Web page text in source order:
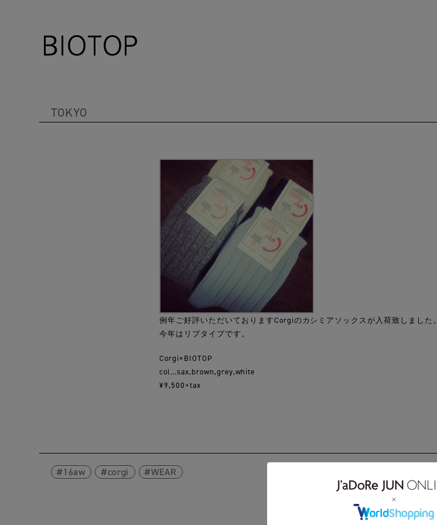
TOKYO
例年ご好評いただいておりますCorgiのカシミアソックスが入荷致しました。
今年はリブタイプです。
Corgi×BIOTOP
col…sax,brown,grey,white
¥9,500+tax
16aw corgi WEAR